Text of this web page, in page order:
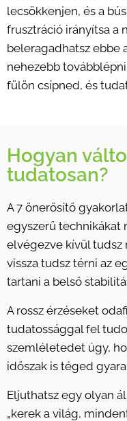
lecsökkenjen, és a
frusztráció irányítsa a
beleragadhatsz ebbe
nehezebb
fülön csípned, és
Hogyan
tudatosan?
A 7 önerősítő
egyszerű technikákat
elvégezve kívül tudsz
vissza tudsz térni az
tartani a belső
A rossz érzéseket
tudatossággal fel
szemléletedet úgy,
időszak is téged
Eljuthatsz egy olyan
„kerek a világ,